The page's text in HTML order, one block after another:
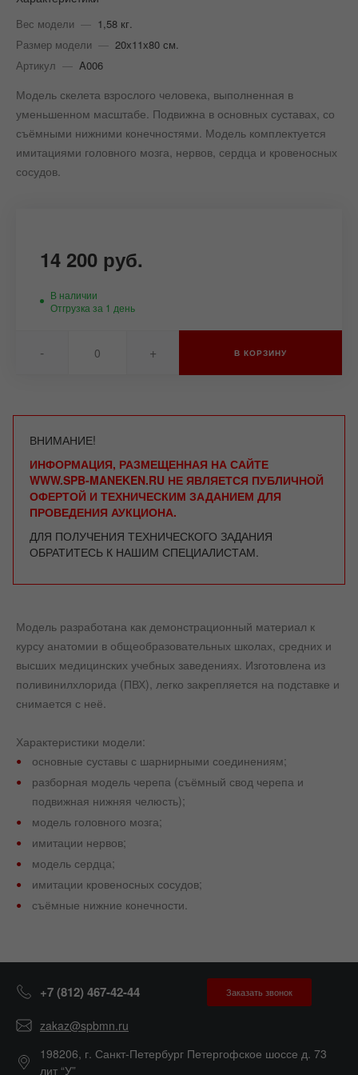
Вес модели — 1,58 кг.
Размер модели — 20х11х80 см.
Артикул — A006
Модель скелета взрослого человека, выполненная в
уменьшенном масштабе. Подвижна в основных суставах, со
съёмными нижними конечностями. Модель комплектуется
имитациями головного мозга, нервов, сердца и кровеносных
сосудов.
14 200 руб.
В наличии
Отгрузка за 1 день
- + В КОРЗИНУ
ВНИМАНИЕ!
ИНФОРМАЦИЯ, РАЗМЕЩЕННАЯ НА САЙТЕ
WWW.SPB-MANEKEN.RU НЕ ЯВЛЯЕТСЯ ПУБЛИЧНОЙ
ОФЕРТОЙ И ТЕХНИЧЕСКИМ ЗАДАНИЕМ ДЛЯ
ПРОВЕДЕНИЯ АУКЦИОНА.
ДЛЯ ПОЛУЧЕНИЯ ТЕХНИЧЕСКОГО ЗАДАНИЯ
ОБРАТИТЕСЬ К НАШИМ СПЕЦИАЛИСТАМ.
Модель разработана как демонстрационный материал к
курсу анатомии в общеобразовательных школах, средних и
высших медицинских учебных заведениях. Изготовлена из
поливинилхлорида (ПВХ), легко закрепляется на подставке и
снимается с неё.
Характеристики модели:
основные суставы с шарнирными соединениям;
разборная модель черепа (съёмный свод черепа и
подвижная нижняя челюсть);
модель головного мозга;
имитации нервов;
модель сердца;
имитации кровеносных сосудов;
съёмные нижние конечности.
+7 (812) 467-42-44 Заказать звонок
zakaz@spbmn.ru
198206, г. Санкт-Петербург Петергофское шоссе д. 73
лит “У”